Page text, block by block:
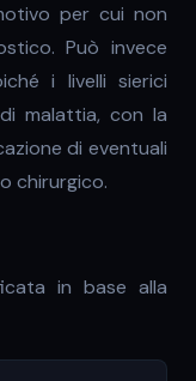
per cui non
Può invece
i livelli sierici
malattia, con la
di eventuali
chirurgico.
in base alla